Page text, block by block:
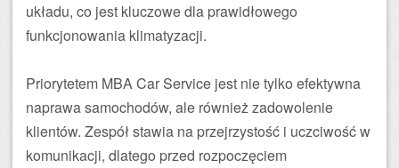
układu, co jest kluczowe dla prawidłowego
funkcjonowania klimatyzacji.
Priorytetem MBA Car Service jest nie tylko efektywna
naprawa samochodów, ale również zadowolenie
klientów. Zespół stawia na przejrzystość i uczciwość w
komunikacji, dlatego przed rozpoczęciem